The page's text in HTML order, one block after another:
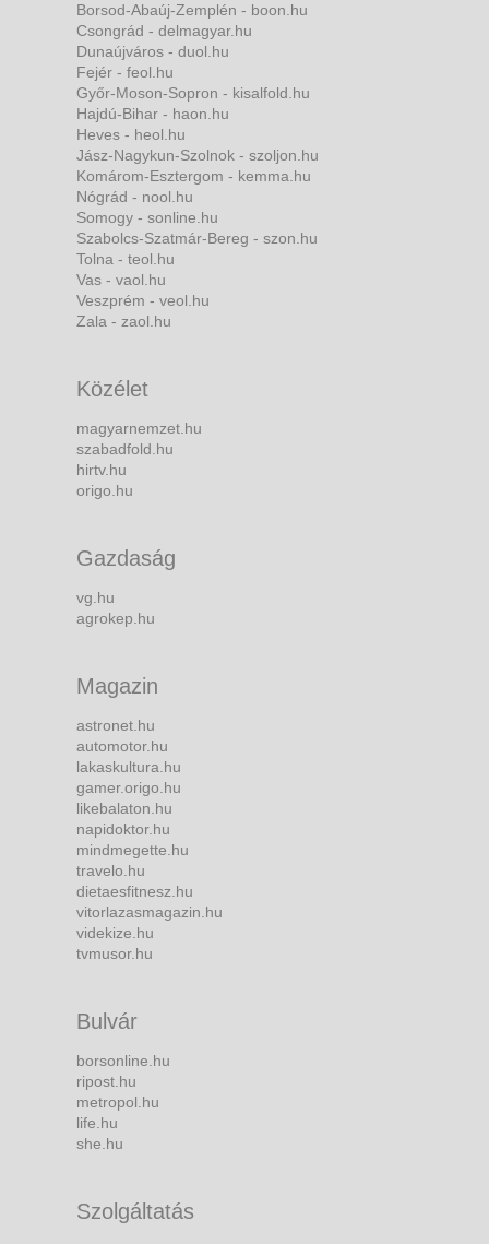
Borsod-Abaúj-Zemplén - boon.hu
Csongrád - delmagyar.hu
Dunaújváros - duol.hu
Fejér - feol.hu
Győr-Moson-Sopron - kisalfold.hu
Hajdú-Bihar - haon.hu
Heves - heol.hu
Jász-Nagykun-Szolnok - szoljon.hu
Komárom-Esztergom - kemma.hu
Nógrád - nool.hu
Somogy - sonline.hu
Szabolcs-Szatmár-Bereg - szon.hu
Tolna - teol.hu
Vas - vaol.hu
Veszprém - veol.hu
Zala - zaol.hu
Közélet
magyarnemzet.hu
szabadfold.hu
hirtv.hu
origo.hu
Gazdaság
vg.hu
agrokep.hu
Magazin
astronet.hu
automotor.hu
lakaskultura.hu
gamer.origo.hu
likebalaton.hu
napidoktor.hu
mindmegette.hu
travelo.hu
dietaesfitnesz.hu
vitorlazasmagazin.hu
videkize.hu
tvmusor.hu
Bulvár
borsonline.hu
ripost.hu
metropol.hu
life.hu
she.hu
Szolgáltatás